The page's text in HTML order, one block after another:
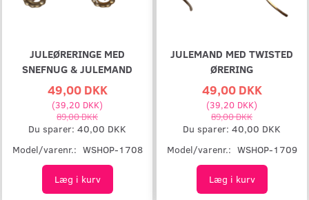
JULEØRERINGE MED
SNEFNUG & JULEMAND
49,00 DKK
(39,20 DKK)
89,00 DKK
Du sparer: 40,00 DKK
Model/varenr.: WSHOP-1708
Læg i kurv
JULEMAND MED TWISTED
ØRERING
49,00 DKK
(39,20 DKK)
89,00 DKK
Du sparer: 40,00 DKK
Model/varenr.: WSHOP-1709
Læg i kurv